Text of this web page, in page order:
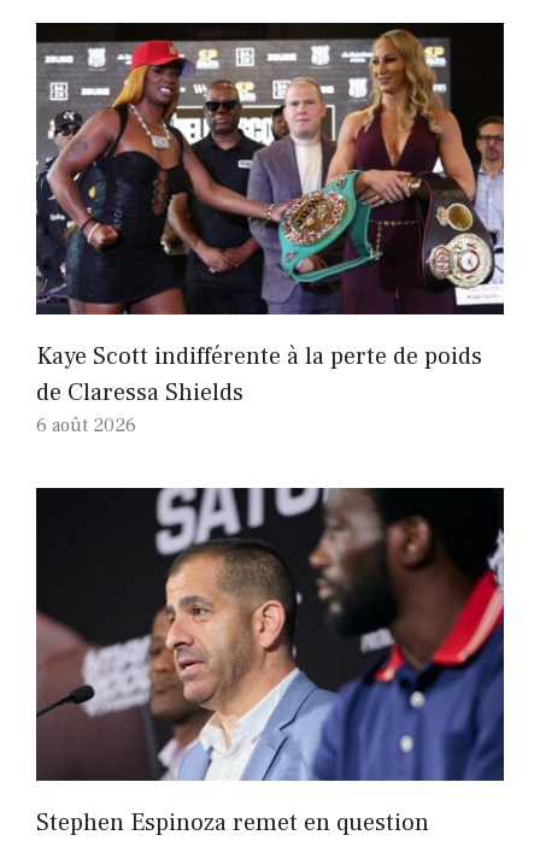
Kaye Scott indifférente à la perte de poids
de Claressa Shields
6 août 2026
Stephen Espinoza remet en question